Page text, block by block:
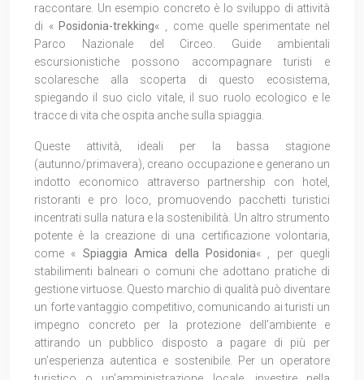
raccontare. Un esempio concreto è lo sviluppo di attività
di « Posidonia-trekking« , come quelle sperimentate nel
Parco Nazionale del Circeo. Guide ambientali
escursionistiche possono accompagnare turisti e
scolaresche alla scoperta di questo ecosistema,
spiegando il suo ciclo vitale, il suo ruolo ecologico e le
tracce di vita che ospita anche sulla spiaggia.
Queste attività, ideali per la bassa stagione
(autunno/primavera), creano occupazione e generano un
indotto economico attraverso partnership con hotel,
ristoranti e pro loco, promuovendo pacchetti turistici
incentrati sulla natura e la sostenibilità. Un altro strumento
potente è la creazione di una certificazione volontaria,
come « Spiaggia Amica della Posidonia« , per quegli
stabilimenti balneari o comuni che adottano pratiche di
gestione virtuose. Questo marchio di qualità può diventare
un forte vantaggio competitivo, comunicando ai turisti un
impegno concreto per la protezione dell’ambiente e
attirando un pubblico disposto a pagare di più per
un’esperienza autentica e sostenibile. Per un operatore